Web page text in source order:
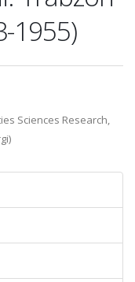
1955)
Sciences Research,